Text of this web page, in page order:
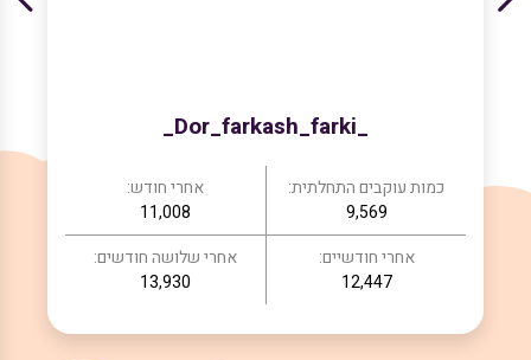
_Dor_farkash_farki_
כמות עוקבים התחלתית:
9,569
אחרי חודש:
11,008
אחרי חודשיים:
12,447
אחרי שלושה חודשים:
13,930